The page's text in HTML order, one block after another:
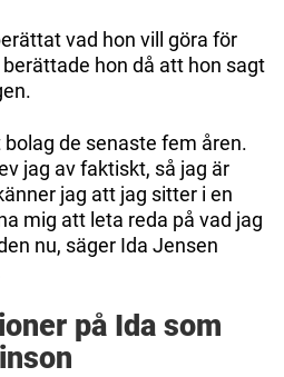
vad hon vill göra för
hon då att hon sagt
de senaste fem åren.
jag av faktiskt, så jag är
jag att jag sitter i en
mig att leta reda på vad jag
nu, säger Ida Jensen
på Ida som